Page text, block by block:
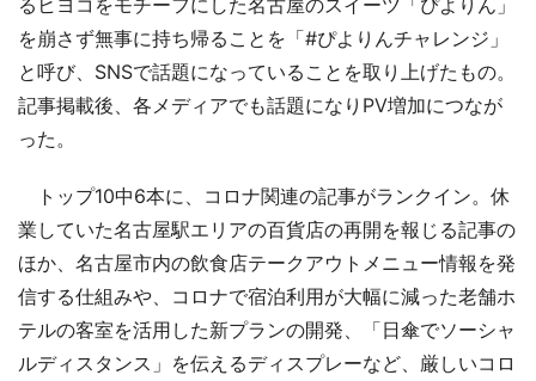
を崩さず無事に持ち帰ることを「#ぴよりんチャレンジ」
と呼び、SNSで話題になっていることを取り上げたもの。
記事掲載後、各メディアでも話題になりPV増加につなが
った。
トップ10中6本に、コロナ関連の記事がランクイン。休
業していた名古屋駅エリアの百貨店の再開を報じる記事の
ほか、名古屋市内の飲食店テークアウトメニュー情報を発
信する仕組みや、コロナで宿泊利用が大幅に減った老舗ホ
テルの客室を活用した新プランの開発、「日傘でソーシャ
ルディスタンス」を伝えるディスプレーなど、厳しいコロ